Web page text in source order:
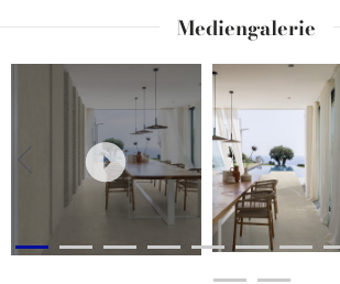
Mediengalerie